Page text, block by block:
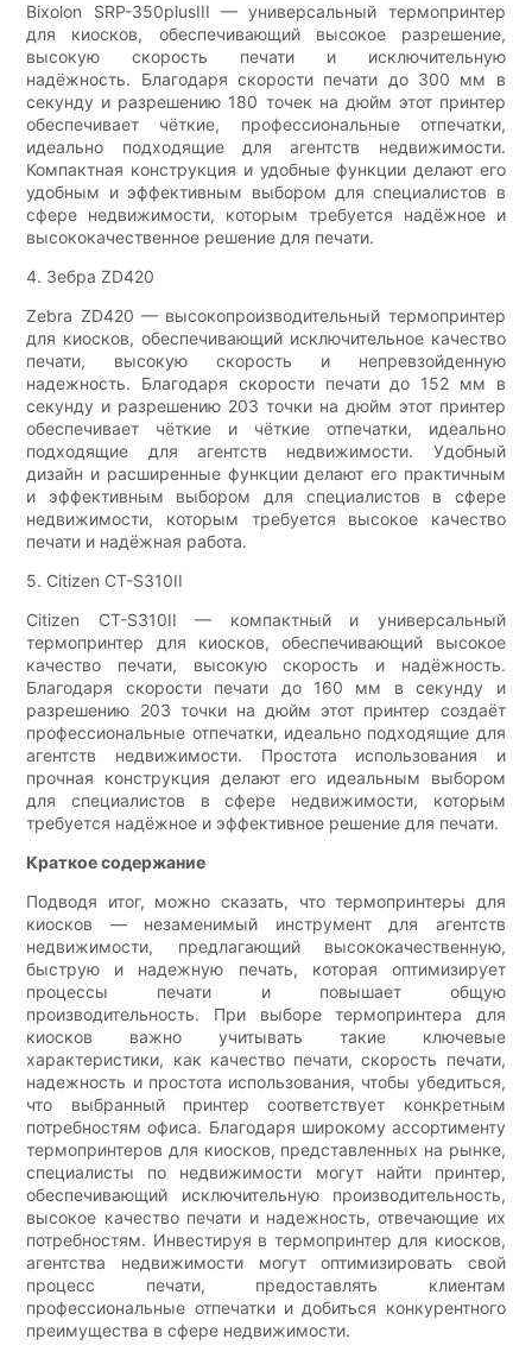
Bixolon SRP-350plusIII — универсальный термопринтер
для киосков, обеспечивающий высокое разрешение,
высокую скорость печати и исключительную
надёжность. Благодаря скорости печати до 300 мм в
секунду и разрешению 180 точек на дюйм этот принтер
обеспечивает чёткие, профессиональные отпечатки,
идеально подходящие для агентств недвижимости.
Компактная конструкция и удобные функции делают его
удобным и эффективным выбором для специалистов в
сфере недвижимости, которым требуется надёжное и
высококачественное решение для печати.
4. Зебра ZD420
Zebra ZD420 — высокопроизводительный термопринтер
для киосков, обеспечивающий исключительное качество
печати, высокую скорость и непревзойденную
надежность. Благодаря скорости печати до 152 мм в
секунду и разрешению 203 точки на дюйм этот принтер
обеспечивает чёткие и чёткие отпечатки, идеально
подходящие для агентств недвижимости. Удобный
дизайн и расширенные функции делают его практичным
и эффективным выбором для специалистов в сфере
недвижимости, которым требуется высокое качество
печати и надёжная работа.
5. Citizen CT-S310II
Citizen CT-S310II — компактный и универсальный
термопринтер для киосков, обеспечивающий высокое
качество печати, высокую скорость и надёжность.
Благодаря скорости печати до 160 мм в секунду и
разрешению 203 точки на дюйм этот принтер создаёт
профессиональные отпечатки, идеально подходящие для
агентств недвижимости. Простота использования и
прочная конструкция делают его идеальным выбором
для специалистов в сфере недвижимости, которым
требуется надёжное и эффективное решение для печати.
Краткое содержание
Подводя итог, можно сказать, что термопринтеры для
киосков — незаменимый инструмент для агентств
недвижимости, предлагающий высококачественную,
быструю и надежную печать, которая оптимизирует
процессы печати и повышает общую
производительность. При выборе термопринтера для
киосков важно учитывать такие ключевые
характеристики, как качество печати, скорость печати,
надежность и простота использования, чтобы убедиться,
что выбранный принтер соответствует конкретным
потребностям офиса. Благодаря широкому ассортименту
термопринтеров для киосков, представленных на рынке,
специалисты по недвижимости могут найти принтер,
обеспечивающий исключительную производительность,
высокое качество печати и надежность, отвечающие их
потребностям. Инвестируя в термопринтер для киосков,
агентства недвижимости могут оптимизировать свой
процесс печати, предоставлять клиентам
профессиональные отпечатки и добиться конкурентного
преимущества в сфере недвижимости.